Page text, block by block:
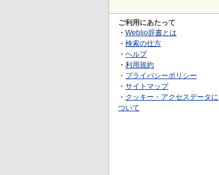
ご利用にあたって
・ Weblio辞書とは
・ 検索の仕方
・ ヘルプ
・ 利用規約
・ プライバシーポリシー
・ サイトマップ
・ クッキー・アクセスデータに
ついて